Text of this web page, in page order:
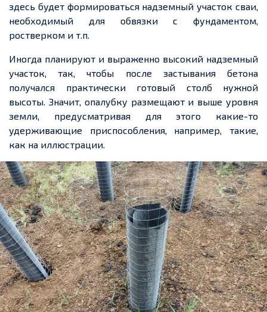
здесь будет формироваться надземный участок сваи,
необходимый для обвязки с фундаментом,
ростверком и т.п.
Иногда планируют и выраженно высокий надземный
участок, так, чтобы после застывания бетона
получался практически готовый столб нужной
высоты. Значит, опалубку размещают и выше уровня
земли, предусматривая для этого какие-то
удерживающие приспособления, например, такие,
как на иллюстрации.